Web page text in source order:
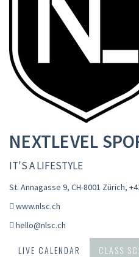
NEXTLEVEL
IT'S A LIFESTYLE
St. Annagasse 9, CH-8001 Zürich,
www.nlsc.ch
hello@nlsc.ch
LIVE CALENDAR
CLASS